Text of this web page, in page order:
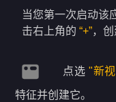
当您第一次启动该
击右上角的“+”，
点选 "新
特征并创建它。